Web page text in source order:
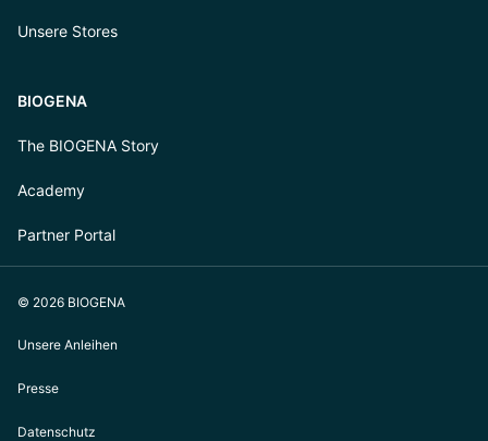
Unsere Stores
BIOGENA
The BIOGENA Story
Academy
Partner Portal
© 2026 BIOGENA
Unsere Anleihen
Presse
Datenschutz